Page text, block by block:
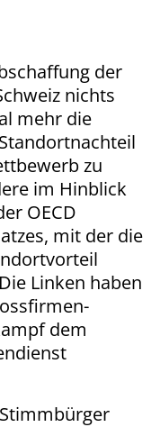
der
nichts
mehr die
zu
im Hinblick
OECD
mit der die
Linken haben
dem